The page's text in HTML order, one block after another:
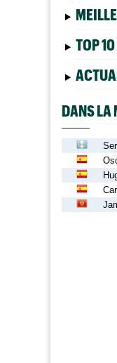
TOP
DANS LA